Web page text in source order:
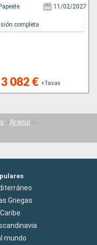
Papeete 11/02/2027
3 082 € +Tasas
completa
Aranui
Griegas
mundo